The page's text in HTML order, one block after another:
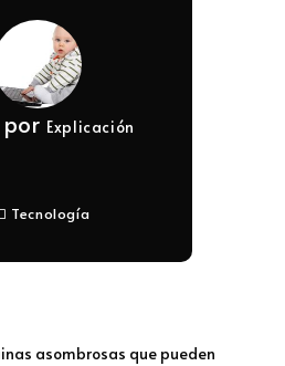
por Explicación
Tecnología
asombrosas que pueden